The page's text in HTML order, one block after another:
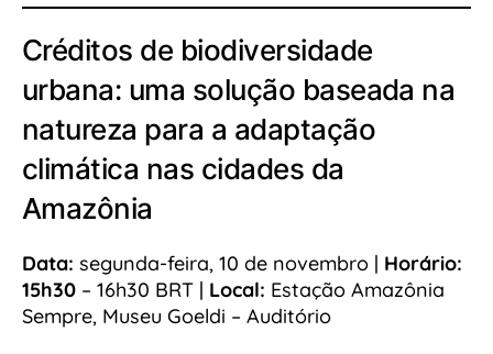
Créditos de biodiversidade
urbana: uma solução baseada na
natureza para a adaptação
climática nas cidades da
Amazônia
Data: segunda-feira, 10 de novembro | Horário:
15h30 – 16h30 BRT | Local: Estação Amazônia
Sempre, Museu Goeldi – Auditório